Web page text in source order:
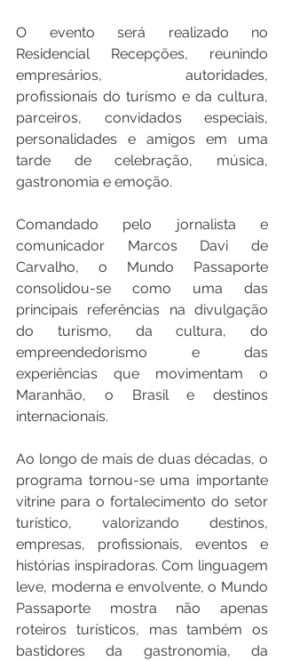
O evento será realizado no
Residencial Recepções, reunindo
empresários, autoridades,
profissionais do turismo e da cultura,
parceiros, convidados especiais,
personalidades e amigos em uma
tarde de celebração, música,
gastronomia e emoção.
Comandado pelo jornalista e
comunicador Marcos Davi de
Carvalho, o Mundo Passaporte
consolidou-se como uma das
principais referências na divulgação
do turismo, da cultura, do
empreendedorismo e das
experiências que movimentam o
Maranhão, o Brasil e destinos
internacionais.
Ao longo de mais de duas décadas, o
programa tornou-se uma importante
vitrine para o fortalecimento do setor
turístico, valorizando destinos,
empresas, profissionais, eventos e
histórias inspiradoras. Com linguagem
leve, moderna e envolvente, o Mundo
Passaporte mostra não apenas
roteiros turísticos, mas também os
bastidores da gastronomia, da